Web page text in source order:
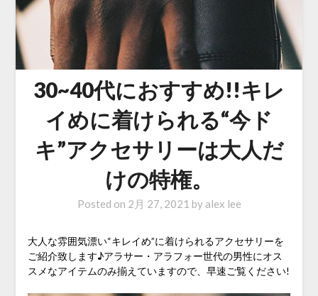
30~40代におすすめ!!キレ
イめに着けられる“今ド
キ”アクセサリーは大人だ
けの特権。
Posted on 2月 27, 2021 by alex lee
大人な雰囲気漂い“キレイめ”に着けられるアクセサリーを
ご紹介致します♪アラサー・アラフォー世代の男性にオス
スメなアイテムのみ揃えていますので、早速ご覧ください!